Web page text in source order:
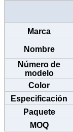
Marca
Nombre
Número de
modelo
Color
Especificación
Paquete
MOQ